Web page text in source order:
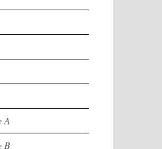
A
B